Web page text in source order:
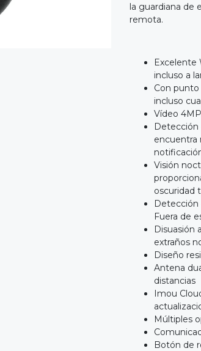
la guardiana de
remota.
Excelente
incluso a
Con
incluso
Vídeo
encuentra
Visión
oscuridad
Detección
Fuera de
Disuasión
extraños
Diseño
Antena
distancias
Imou
Múltiples
Botón de